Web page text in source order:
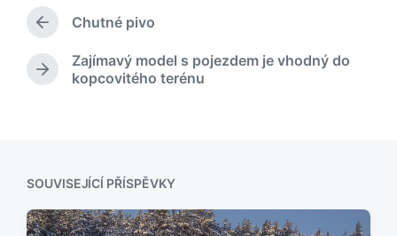
i
o
v
P
e
d
p
ř
í
Chutné pivo
N
u
í
Zajímavý model s pojezdem je vhodný do
kopcovitého terénu
SOUVISEJÍCÍ PŘÍSPĚVKY